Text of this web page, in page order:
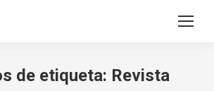
Buscar:
de etiqueta: Revista